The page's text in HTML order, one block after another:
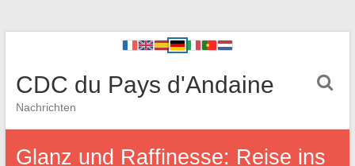
CDC du Pays d'Andaine
Nachrichten
Glanz und Raffinesse: Reise ins